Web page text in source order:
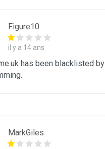
Figure10
il y a 14 ans
has been blacklisted
MarkGiles